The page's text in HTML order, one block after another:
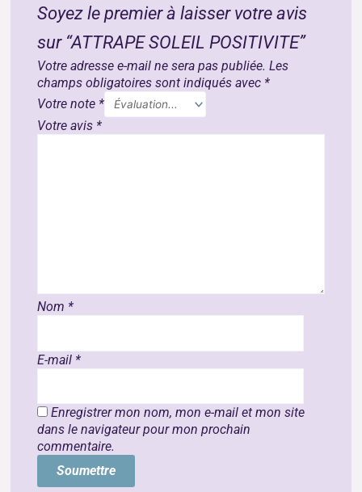
Soyez le premier à laisser votre avis
sur “ATTRAPE SOLEIL POSITIVITE”
Votre adresse e-mail ne sera pas publiée. Les
champs obligatoires sont indiqués avec *
Votre note *
Votre avis *
Nom *
E-mail *
Enregistrer mon nom, mon e-mail et mon site
dans le navigateur pour mon prochain
commentaire.